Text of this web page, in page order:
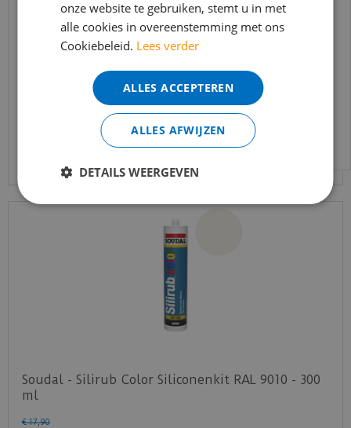
PF65 High Tack kit 290ml
Bekijk product
Soudal - Silirub Color Siliconenkit RAL 9010 - 300
ml
€ 17,90
bereikbaar.
Bestelling worden uiteraard verwerkt
echter iets minder snel dan wat je van ons
gewend bent.
Voor vragen kan je ons bereiken via
info@merkvloerenwinkel.nl
onze website te gebruiken, stemt u in met
alle cookies in overeenstemming met ons
Cookiebeleid. Lees verder
ALLES ACCEPTEREN
ALLES AFWIJZEN
DETAILS WEERGEVEN